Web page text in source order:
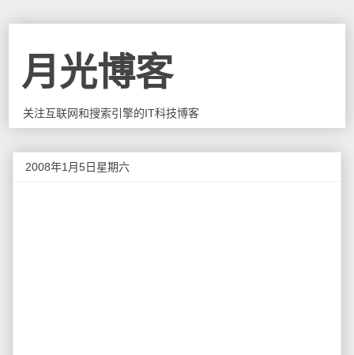
月光博客
关注互联网和搜索引擎的IT科技博客
2008年1月5日星期六